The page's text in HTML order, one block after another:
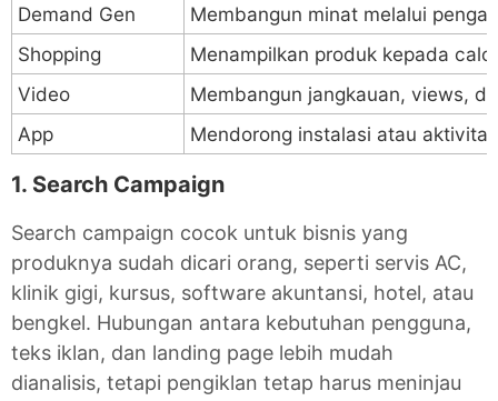
Demand Gen
Membangun minat melalui
Shopping
Menampilkan produk kepada
Video
Membangun jangkauan, views,
App
Mendorong instalasi atau
1. Search Campaign
Search campaign cocok untuk bisnis yang
produknya sudah dicari orang, seperti servis AC,
klinik gigi, kursus, software akuntansi, hotel, atau
bengkel. Hubungan antara kebutuhan pengguna,
teks iklan, dan landing page lebih mudah
dianalisis, tetapi pengiklan tetap harus meninjau